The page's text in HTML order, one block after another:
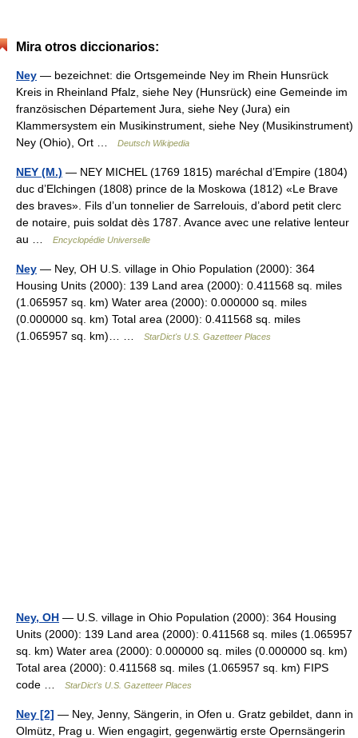
Mira otros diccionarios:
Ney — bezeichnet: die Ortsgemeinde Ney im Rhein Hunsrück
Kreis in Rheinland Pfalz, siehe Ney (Hunsrück) eine Gemeinde im
französischen Département Jura, siehe Ney (Jura) ein
Klammersystem ein Musikinstrument, siehe Ney (Musikinstrument)
Ney (Ohio), Ort …
Deutsch Wikipedia
NEY (M.) — NEY MICHEL (1769 1815) maréchal d’Empire (1804)
duc d’Elchingen (1808) prince de la Moskowa (1812) «Le Brave
des braves». Fils d’un tonnelier de Sarrelouis, d’abord petit clerc
de notaire, puis soldat dès 1787. Avance avec une relative lenteur
au …
Encyclopédie Universelle
Ney — Ney, OH U.S. village in Ohio Population (2000): 364
Housing Units (2000): 139 Land area (2000): 0.411568 sq. miles
(1.065957 sq. km) Water area (2000): 0.000000 sq. miles
(0.000000 sq. km) Total area (2000): 0.411568 sq. miles
(1.065957 sq. km)… …
StarDict's U.S. Gazetteer Places
Ney, OH — U.S. village in Ohio Population (2000): 364 Housing
Units (2000): 139 Land area (2000): 0.411568 sq. miles (1.065957
sq. km) Water area (2000): 0.000000 sq. miles (0.000000 sq. km)
Total area (2000): 0.411568 sq. miles (1.065957 sq. km) FIPS
code …
StarDict's U.S. Gazetteer Places
Ney [2] — Ney, Jenny, Sängerin, in Ofen u. Gratz gebildet, dann in
Olmütz, Prag u. Wien engagirt, gegenwärtig erste Opernsängerin